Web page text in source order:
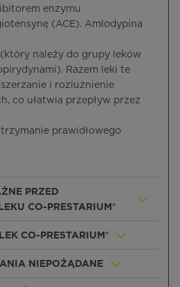
enzymu
(ACE). Amlodypina
należy do grupy leków
Razem leki te
i rozluźnienie
co ułatwia przepływ przez
prawidłowego
PRZED
CO-PRESTARIUM®
CO-PRESTARIUM®
NIEPOŻĄDANE